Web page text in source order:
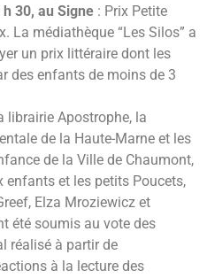
30, au Signe : Prix Petite
La médiathèque “Les Silos” a
un prix littéraire dont les
des enfants de moins de 3
librairie Apostrophe, la
de la Haute-Marne et les
de la Ville de Chaumont,
enfants et les petits Poucets,
Elza Mroziewicz et
été soumis au vote des
réalisé à partir de
à la lecture des